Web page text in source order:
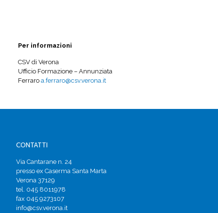
Per informazioni
CSV di Verona
Ufficio Formazione – Annunziata
Ferraro a.ferraro@csv.verona.it
CONTATTI
Via Cantarane n. 24
presso ex Caserma Santa Marta
Verona 37129
tel. 045 8011978
fax 045 9273107
info@csv.verona.it